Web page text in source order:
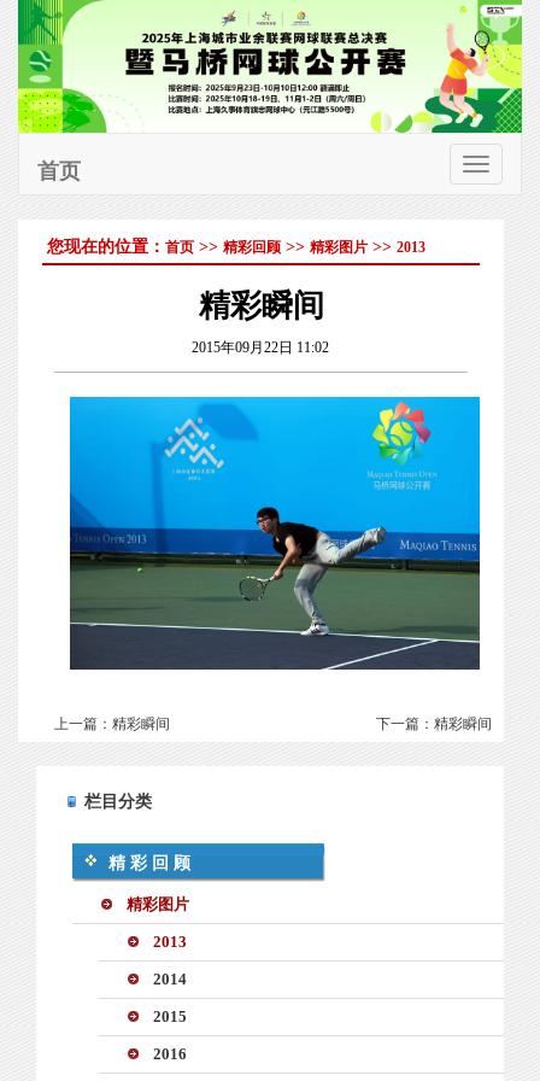
切
首页
您现在的位置：首页 >>精彩回顾 >>精彩图片 >>2013
精彩瞬间
2015年09月22日 11:02
上一篇： 精彩瞬间 下一篇： 精彩瞬间
栏目分类
精彩回顾
精彩图片
2013
2014
2015
2016